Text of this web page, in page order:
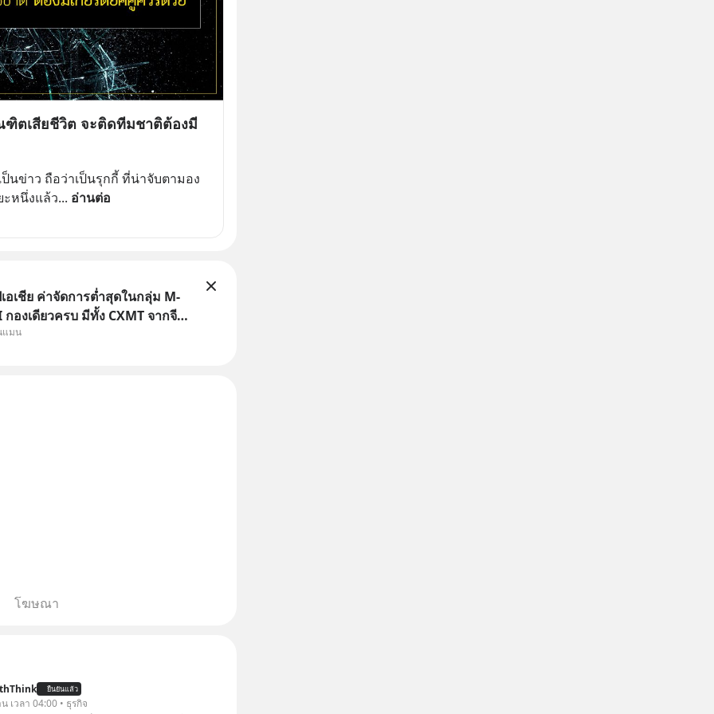
ตเสียชีวิต จะติดทีมชาติต้องมี
นข่าว ถือว่าเป็นรุกกี้ ที่น่าจับตามอง
ะหนึ่งแล้ว... อ่านต่อ
อเชีย ค่าจัดการต่ำสุดในกลุ่ม M-
กองเดียวครบ มีทั้ง CXMT จากจีน
ต้หวัน SK Hynix จากเกาหลีใต้
แมน
โฆษณา
ยืนยันแล้ว
เวลา 04:00 • ธุรกิจ